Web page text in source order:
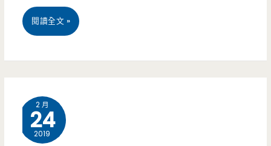
白
菜
超
特
桃
特
區
閱讀全文 »
2 月
24
2019